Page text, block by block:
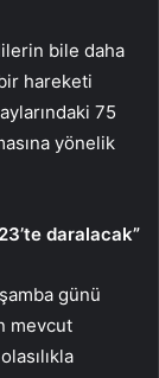
bile daha
hareketi
75
yönelik
daralacak”
günü
mevcut